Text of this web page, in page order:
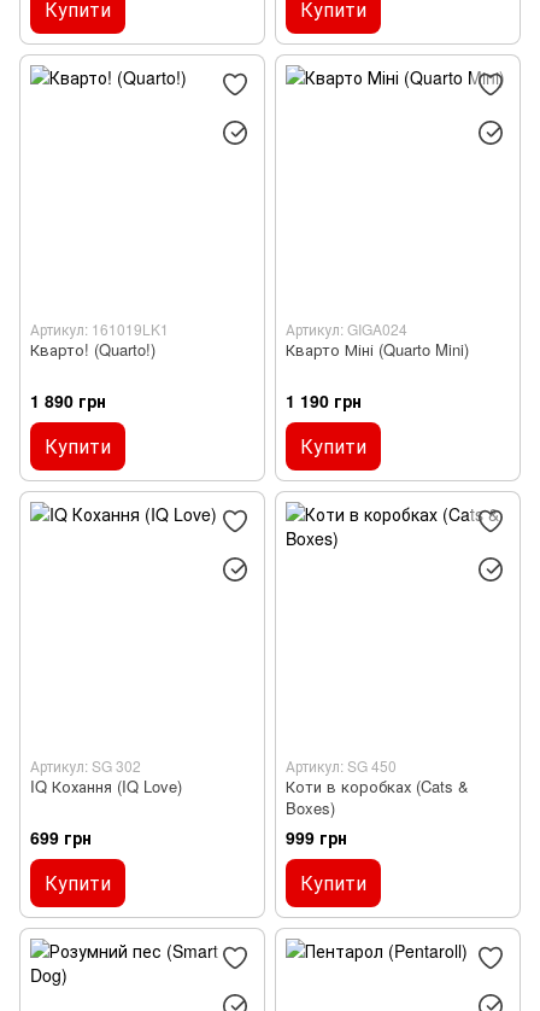
Купити Купити
Артикул: 161019LK1
Кварто! (Quarto!)
1 890 грн
Купити
Артикул: GIGA024
Кварто Міні (Quarto Mini)
1 190 грн
Купити
Артикул: SG 302
IQ Кохання (IQ Love)
699 грн
Купити
Артикул: SG 450
Коти в коробках (Cats &
Boxes)
999 грн
Купити